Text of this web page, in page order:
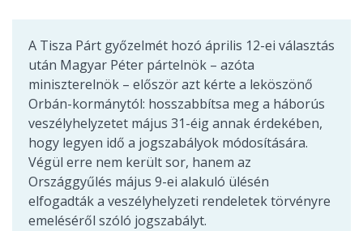
A Tisza Párt győzelmét hozó április 12-ei választás
után Magyar Péter pártelnök – azóta
miniszterelnök – először azt kérte a leköszönő
Orbán-kormánytól: hosszabbítsa meg a háborús
veszélyhelyzetet május 31-éig annak érdekében,
hogy legyen idő a jogszabályok módosítására.
Végül erre nem került sor, hanem az
Országgyűlés május 9-ei alakuló ülésén
elfogadták a veszélyhelyzeti rendeletek törvényre
emeléséről szóló jogszabályt.